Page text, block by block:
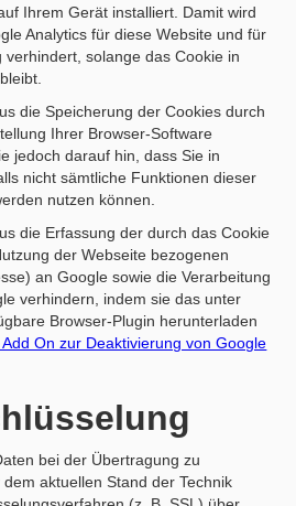
Ihrem Gerät installiert. Damit wird
Analytics für diese Website und für
solange das Cookie in
die Speicherung der Cookies durch
Ihrer Browser-Software
jedoch darauf hin, dass Sie in
nicht sämtliche Funktionen dieser
nutzen können.
die Erfassung der durch das Cookie
der Webseite bezogenen
an Google sowie die Verarbeitung
verhindern, indem sie das unter
Browser-Plugin herunterladen
Add On zur Deaktivierung von Google
bei der Übertragung zu
aktuellen Stand der Technik